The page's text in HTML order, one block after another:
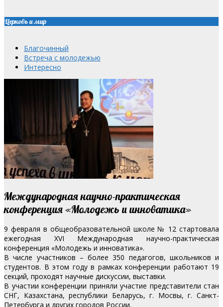
Церковь и мир
Благочинный
Встреча с молодежью
Интересно
Международная научно-практическая
конференция «Молодежь и инноватика»
9 февраля в общеобразовательной школе № 12 стартовала
ежегодная XVI Международная научно-практическая
конференция «Молодежь и инноватика».
В числе участников – более 350 педагогов, школьников и
студентов. В этом году в рамках конференции работают 19
секций, проходят научные дискуссии, выставки.
В участии конференции приняли участие представители стан
СНГ, Казахстана, республики Беларусь, г. Мосвы, г. Санкт-
Петербурга и других городов России.